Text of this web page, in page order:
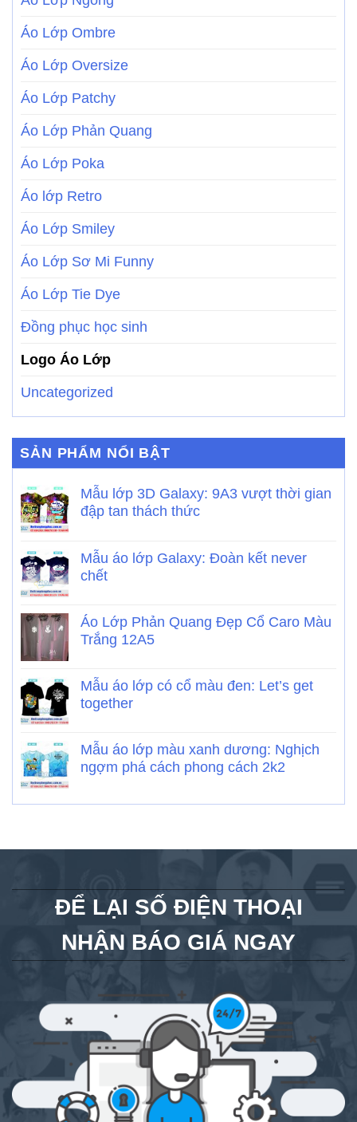
Áo Lớp Ombre
Áo Lớp Oversize
Áo Lớp Patchy
Áo Lớp Phản Quang
Áo Lớp Poka
Áo lớp Retro
Áo Lớp Smiley
Áo Lớp Sơ Mi Funny
Áo Lớp Tie Dye
Đồng phục học sinh
Logo Áo Lớp
Uncategorized
SẢN PHẨM NỔI BẬT
Mẫu lớp 3D Galaxy: 9A3 vượt thời gian
đập tan thách thức
Mẫu áo lớp Galaxy: Đoàn kết never
chết
Áo Lớp Phản Quang Đẹp Cổ Caro Màu
Trắng 12A5
Mẫu áo lớp có cổ màu đen: Let’s get
together
Mẫu áo lớp màu xanh dương: Nghịch
ngợm phá cách phong cách 2k2
ĐỂ LẠI SỐ ĐIỆN THOẠI
NHẬN BÁO GIÁ NGAY